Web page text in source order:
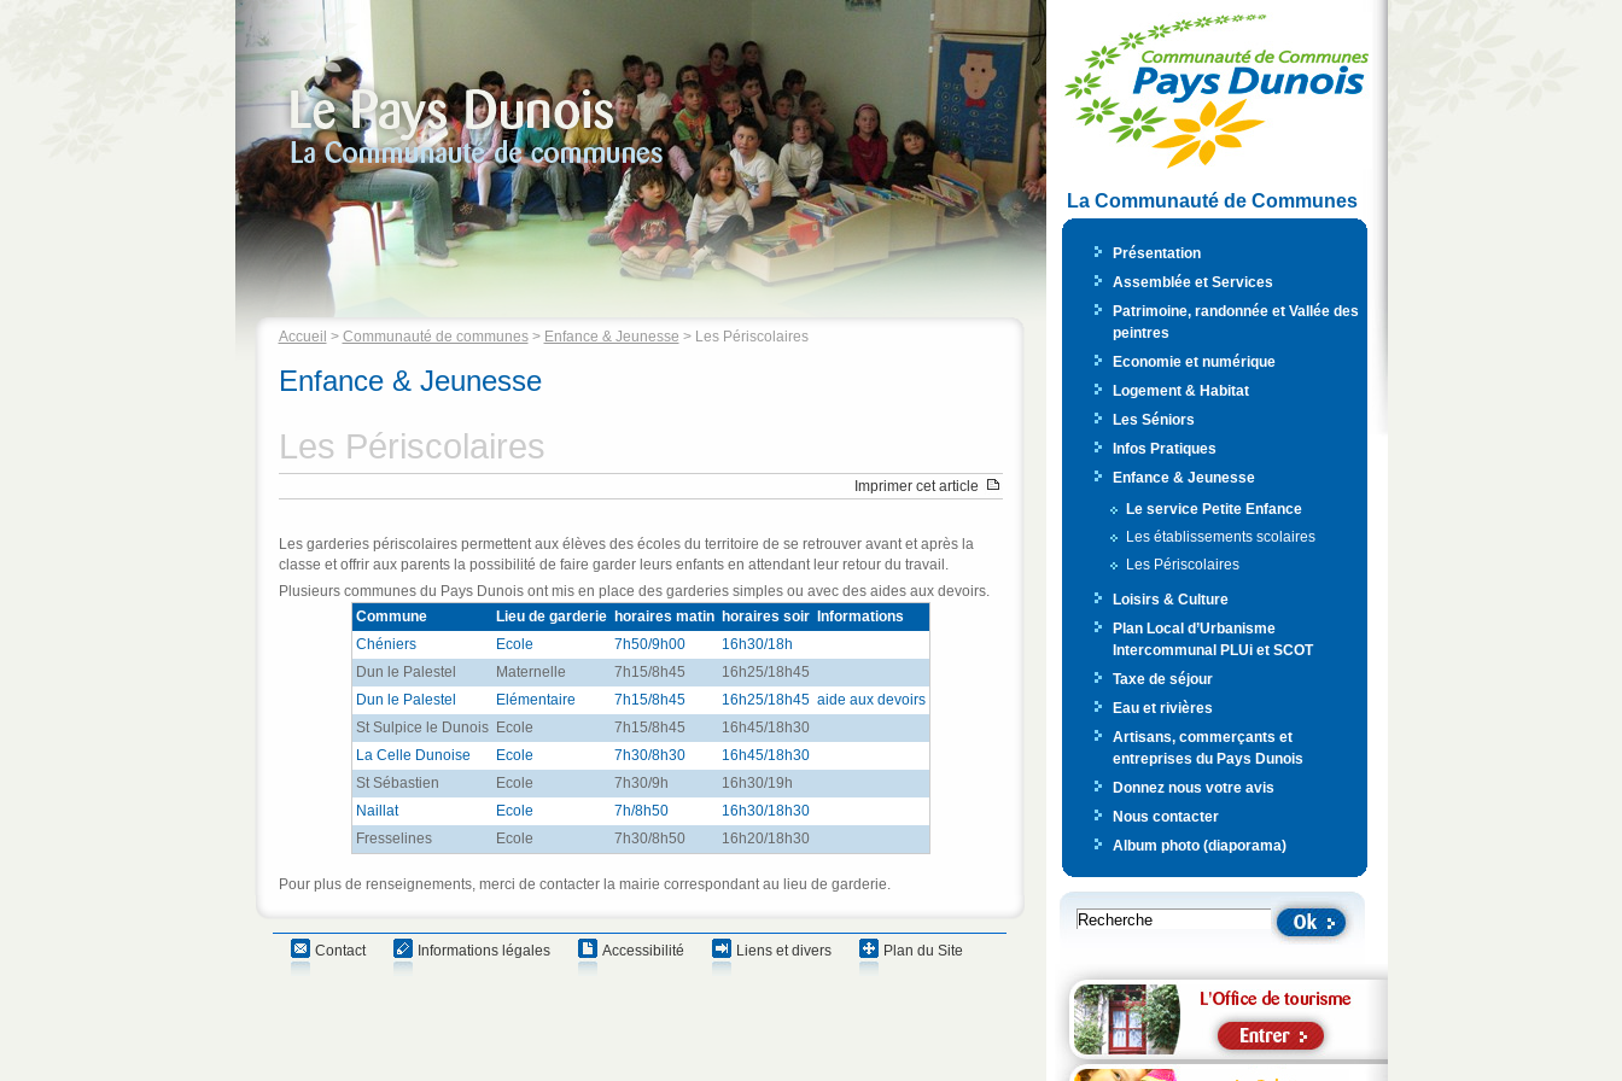
Accueil > Communauté de communes> Enfance & Jeunesse > Les Périscolaires
Enfance & Jeunesse
Les Périscolaires
Imprimer cet article
Les garderies périscolaires permettent aux élèves des écoles du territoire de se retrouver avant et après la
classe et offrir aux parents la possibilité de faire garder leurs enfants en attendant leur retour du travail.
Plusieurs communes du Pays Dunois ont mis en place des garderies simples ou avec des aides aux devoirs.
Commune
Lieu de garderie horaires matin horaires soir
Informations
Chéniers
Ecole 7h50/9h00
16h30/18h
Dun le Palestel
Maternelle 7h15/8h45
16h25/18h45
Dun le Palestel
Elémentaire 7h15/8h45 16h25/18h45 aide aux devoirs
St Sulpice le Dunois
Ecole 7h15/8h45
16h45/18h30
La Celle Dunoise
Ecole 7h30/8h30
16h45/18h30
St Sébastien
Ecole 7h30/9h
16h30/19h
Naillat
Ecole 7h/8h50
16h30/18h30
Fresselines
Ecole 7h30/8h50 16h20/18h30
Pour plus de renseignements, merci de contacter la mairie correspondant au lieu de garderie.
Contact Informations légales Accessibilité Liens et divers Plan du Site
La Communauté de Communes
Présentation
Assemblée et Services
Patrimoine, randonnée et Vallée des
peintres
Economie et numérique
Logement & Habitat
Les Séniors
Infos Pratiques
Enfance & Jeunesse
Le service Petite Enfance
Les établissements scolaires
Les Périscolaires
Loisirs & Culture
Plan Local d’Urbanisme
Intercommunal PLUi et SCOT
Taxe de séjour
Eau et rivières
Artisans, commerçants et
entreprises du Pays Dunois
Donnez nous votre avis
Nous contacter
Album photo (diaporama)